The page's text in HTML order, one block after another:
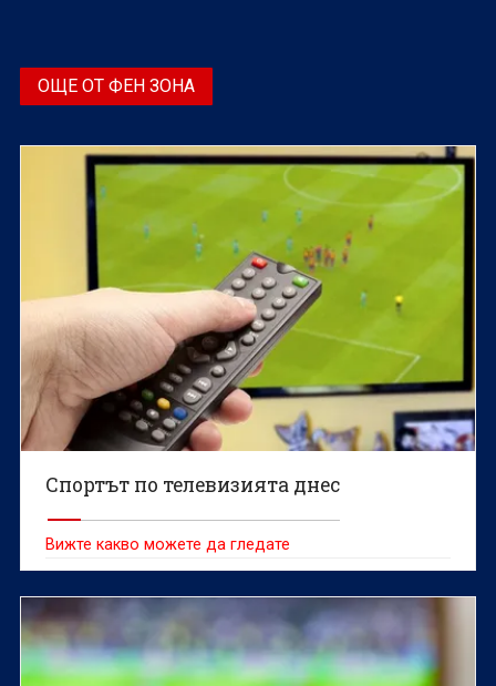
ОЩЕ ОТ ФЕН ЗОНА
Спортът по телевизията днес
Вижте какво можете да гледате